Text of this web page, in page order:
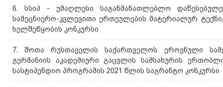
6. სსიპ - უმაღლესი საგანმანათლებლო
სამეცნიერო-კვლევითი ერთეულების მატერიალურ
ხელშეწყობის კონკურსი
7. შოთა რუსთაველის საქართველოს ეროვნული
გერმანიის აკადემიური გაცვლის სამსახურის
სასტიპენდიო პროგრამის 2021 წლის საგრანტო კონკურსი